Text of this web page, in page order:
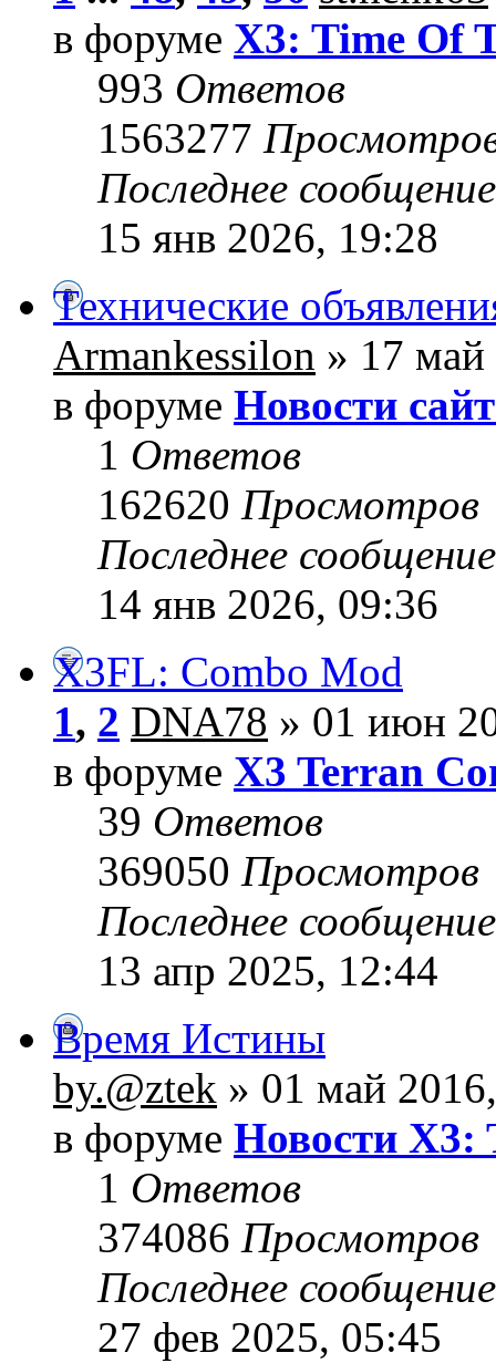
в форуме X3: Time Of
993 Ответов
1563277
Последнее
15 янв 2026, 19:28
Технические
Armankessilon » 17
в форуме Новости
1 Ответов
162620 Просмотров
Последнее
14 янв 2026, 09:36
X3FL: Combo Mod
1, 2 DNA78 » 01 июн
в форуме X3 Terran
39 Ответов
369050 Просмотров
Последнее
13 апр 2025, 12:44
Время Истины
by.@ztek » 01 май
в форуме Новости X3:
1 Ответов
374086 Просмотров
Последнее
27 фев 2025, 05:45